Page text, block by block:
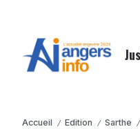
Accueil / Edition / Sarthe /